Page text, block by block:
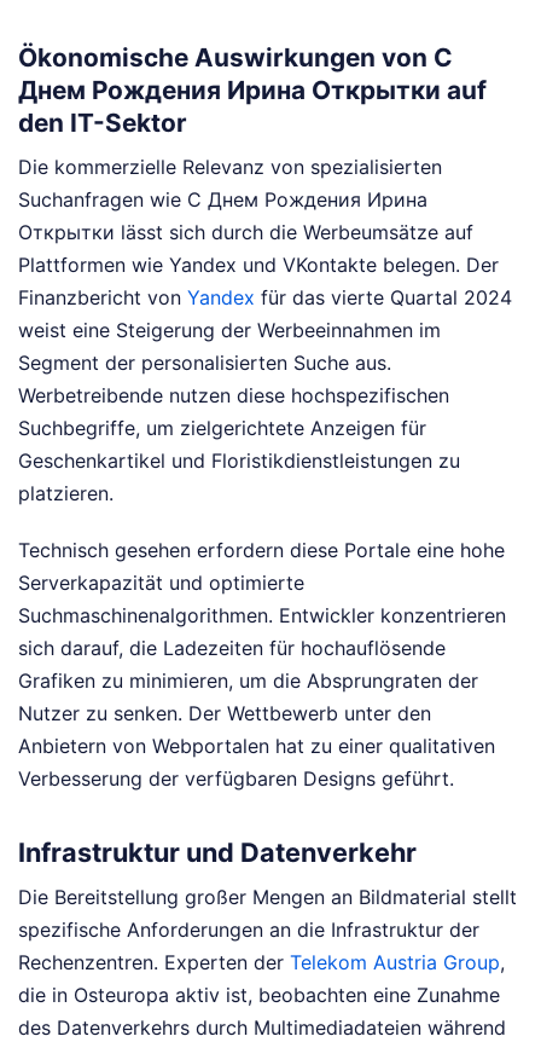
Ökonomische Auswirkungen von С
Днем Рождения Ирина Открытки auf
den IT-Sektor
Die kommerzielle Relevanz von spezialisierten
Suchanfragen wie С Днем Рождения Ирина
Открытки lässt sich durch die Werbeumsätze auf
Plattformen wie Yandex und VKontakte belegen. Der
Finanzbericht von Yandex für das vierte Quartal 2024
weist eine Steigerung der Werbeeinnahmen im
Segment der personalisierten Suche aus.
Werbetreibende nutzen diese hochspezifischen
Suchbegriffe, um zielgerichtete Anzeigen für
Geschenkartikel und Floristikdienstleistungen zu
platzieren.
Technisch gesehen erfordern diese Portale eine hohe
Serverkapazität und optimierte
Suchmaschinenalgorithmen. Entwickler konzentrieren
sich darauf, die Ladezeiten für hochauflösende
Grafiken zu minimieren, um die Absprungraten der
Nutzer zu senken. Der Wettbewerb unter den
Anbietern von Webportalen hat zu einer qualitativen
Verbesserung der verfügbaren Designs geführt.
Infrastruktur und Datenverkehr
Die Bereitstellung großer Mengen an Bildmaterial stellt
spezifische Anforderungen an die Infrastruktur der
Rechenzentren. Experten der Telekom Austria Group,
die in Osteuropa aktiv ist, beobachten eine Zunahme
des Datenverkehrs durch Multimediadateien während